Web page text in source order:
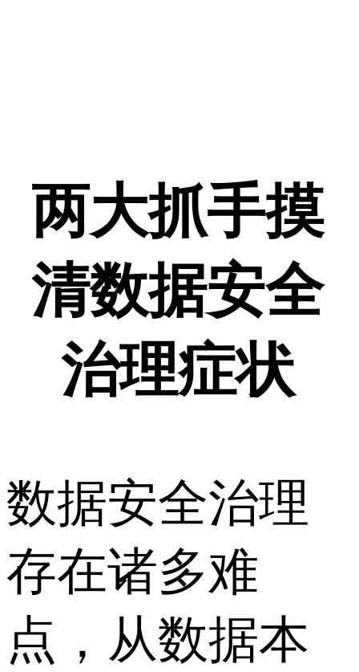
两大抓手摸
清数据安全
治理症状
数据安全治理
存在诸多难
点，从数据本